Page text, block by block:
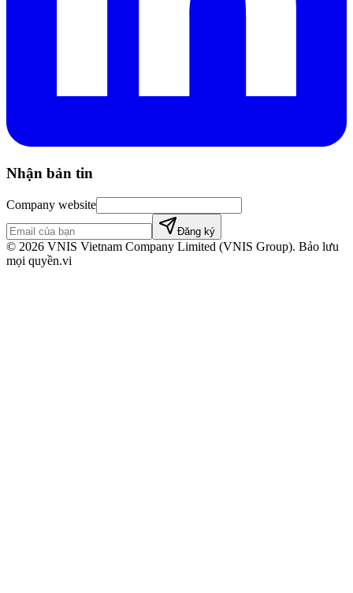
Nhận bản tin
Company website
Đăng ký
© 2026 VNIS Vietnam Company Limited (VNIS Group). Bảo lưu
mọi quyền.vi